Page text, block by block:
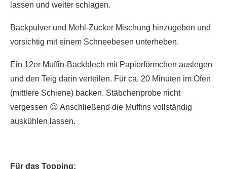
lassen und weiter schlagen.
Backpulver und Mehl-Zucker Mischung hinzugeben und
vorsichtig mit einem Schneebesen unterheben.
Ein 12er Muffin-Backblech mit Papierförmchen auslegen
und den Teig darin verteilen. Für ca. 20 Minuten im Ofen
(mittlere Schiene) backen. Stäbchenprobe nicht
vergessen 😉 Anschließend die Muffins vollständig
auskühlen lassen.
Für das Topping: